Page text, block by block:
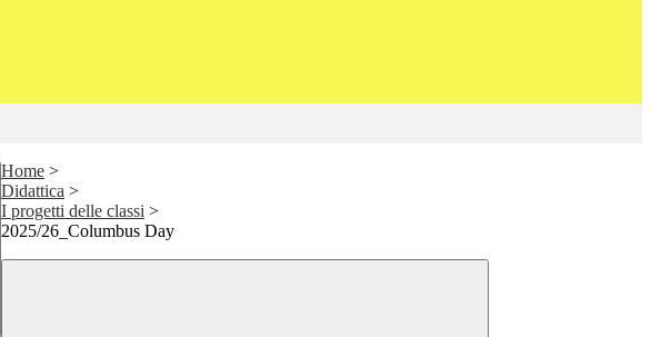
Home >
Didattica >
I progetti delle classi >
2025/26_Columbus Day